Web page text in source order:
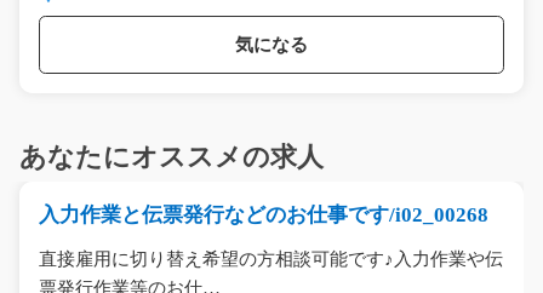
気になる
あなたにオススメの求人
入力作業と伝票発行などのお仕事です/i02_00268
直接雇用に切り替え希望の方相談可能です♪入力作業や伝
票発行作業等のお仕…